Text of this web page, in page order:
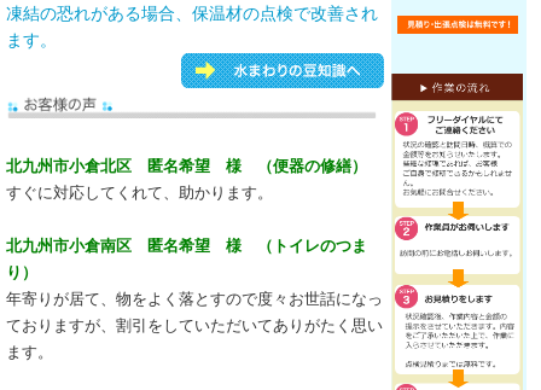
凍結の恐れがある場合、保温材の点検で改善され
ます。
北九州市小倉北区 匿名希望 様 （便器の修繕）
すぐに対応してくれて、助かります。
北九州市小倉南区 匿名希望 様 （トイレのつま
り）
年寄りが居て、物をよく落とすので度々お世話になっ
ておりますが、割引をしていただいてありがたく思い
ます。